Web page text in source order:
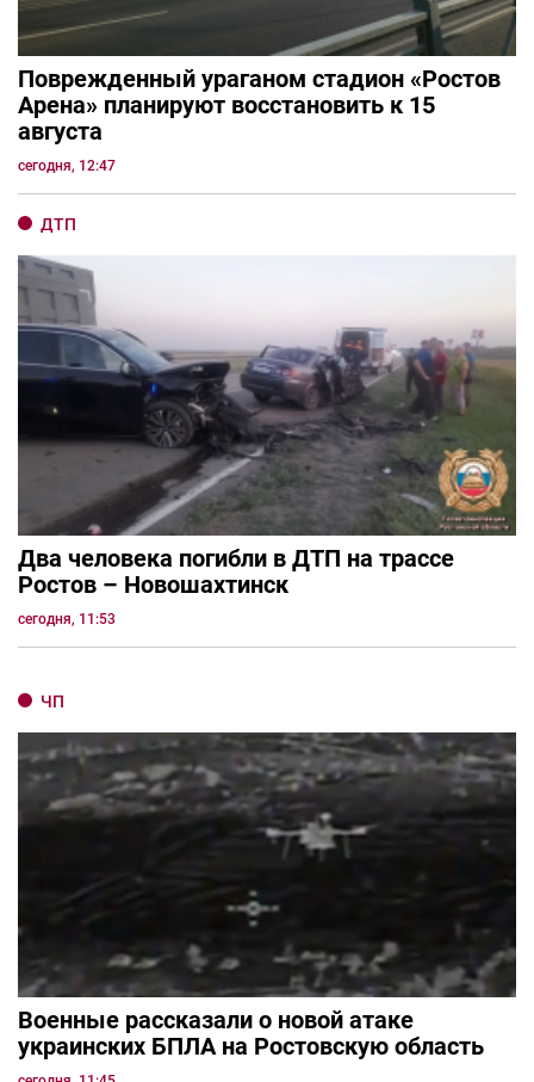
Поврежденный ураганом стадион «Ростов
Арена» планируют восстановить к 15
августа
сегодня, 12:47
ДТП
Два человека погибли в ДТП на трассе
Ростов – Новошахтинск
сегодня, 11:53
ЧП
Военные рассказали о новой атаке
украинских БПЛА на Ростовскую область